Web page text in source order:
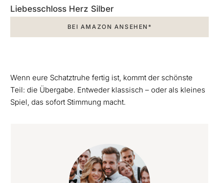
Liebesschloss Herz Silber
BEI AMAZON ANSEHEN*
Wenn eure Schatztruhe fertig ist, kommt der schönste
Teil: die Übergabe. Entweder klassisch – oder als kleines
Spiel, das sofort Stimmung macht.